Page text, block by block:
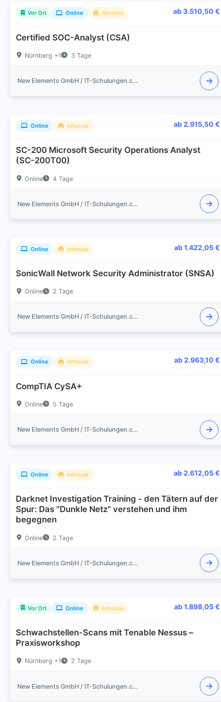
Vor Ort Online Inhouse ab 3.510,50 €
Certified SOC-Analyst (CSA)
Nürnberg +1 3 Tage
New Elements GmbH / IT-Schulungen.com
Online Inhouse ab 2.915,50 €
SC-200 Microsoft Security Operations Analyst
(SC-200T00)
Online 4 Tage
New Elements GmbH / IT-Schulungen.com
Online Inhouse ab 1.422,05 €
SonicWall Network Security Administrator (SNSA)
Online 2 Tage
New Elements GmbH / IT-Schulungen.com
Online Inhouse ab 2.963,10 €
CompTIA CySA+
Online 5 Tage
New Elements GmbH / IT-Schulungen.com
Online Inhouse ab 2.612,05 €
Darknet Investigation Training - den Tätern auf der
Spur: Das "Dunkle Netz" verstehen und ihm
begegnen
Online 2 Tage
New Elements GmbH / IT-Schulungen.com
Vor Ort Online Inhouse ab 1.898,05 €
Schwachstellen-Scans mit Tenable Nessus –
Praxisworkshop
Nürnberg +1 2 Tage
New Elements GmbH / IT-Schulungen.com